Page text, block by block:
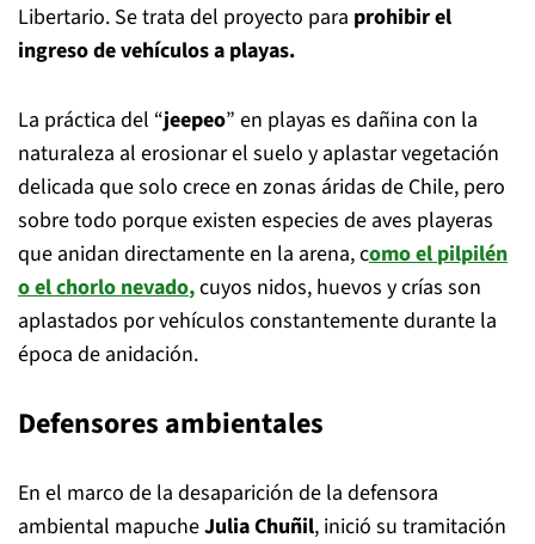
Libertario. Se trata del proyecto para prohibir el
ingreso de vehículos a playas.
La práctica del “jeepeo” en playas es dañina con la
naturaleza al erosionar el suelo y aplastar vegetación
delicada que solo crece en zonas áridas de Chile, pero
sobre todo porque existen especies de aves playeras
que anidan directamente en la arena, como elpilpilén
o el chorlo nevado,cuyos nidos, huevos y crías son
aplastados por vehículos constantemente durante la
época de anidación.
Defensores ambientales
En el marco de la desaparición de la defensora
ambiental mapucheJulia Chuñil, inició su tramitación